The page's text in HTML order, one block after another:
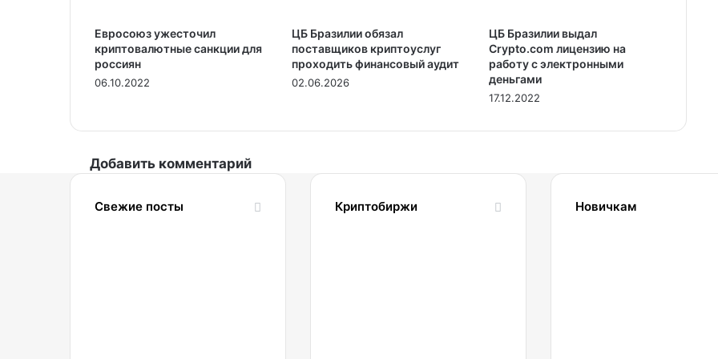
Евросоюз ужесточил
криптовалютные санкции для
россиян
06.10.2022
ЦБ Бразилии обязал
поставщиков криптоуслуг
проходить финансовый аудит
02.06.2026
ЦБ Бразилии выдал
Crypto.com лицензию на
работу с электронными
деньгами
17.12.2022
Добавить комментарий
Свежие посты Криптобиржи Новичкам